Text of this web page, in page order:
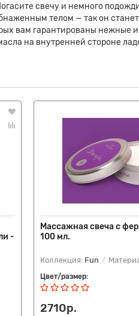
свечу и немного
телом — так он
вам гарантированы нежные
на внутренней стороне
-
Массажная свеча с
100 мл.
Коллекция: Fun
Цвет/размер:
2710р.